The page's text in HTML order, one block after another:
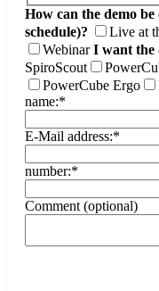
How can the demo
schedule)?
Live at
Webinar I want the
SpiroScout
PowerCube Ergo
name:*
E-Mail address:*
number:*
Comment (optional)